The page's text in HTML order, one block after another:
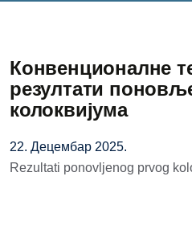
Конвенционалне
резултати
колоквијума
22. Децембар 2025.
Rezultati ponovljenog prvog